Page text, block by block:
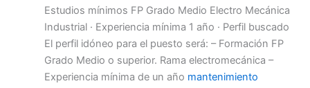
Estudios mínimos FP Grado Medio Electro Mecánica
Industrial · Experiencia mínima 1 año · Perfil buscado
El perfil idóneo para el puesto será: – Formación FP
Grado Medio o superior. Rama electromecánica –
Experiencia mínima de un año mantenimiento